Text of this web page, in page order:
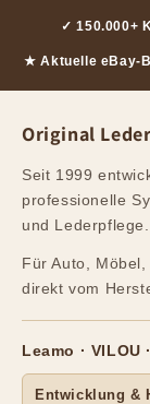
✓ 150.000+
★ Aktuelle eBay-
Original
Seit 1999
professionelle
und Lederpflege.
Für Auto,
direkt vom
Leamo · VILOU
Entwicklung &